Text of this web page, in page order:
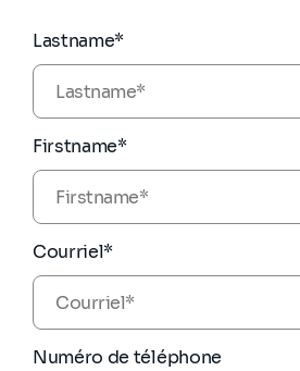
Lastname*
Firstname*
Courriel*
Numéro de téléphone